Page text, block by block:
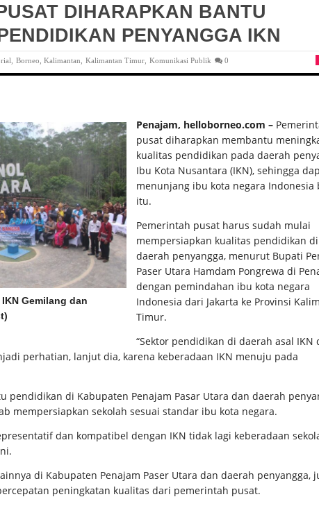
DIHARAPKAN BANTU
PENYANGGA IKN
Borneo ,Kalimantan ,Kalimantan Timur Komunikasi Publik 0
Gemilang dan
Penajam, helloborneo.com –
pusat diharapkan membantu
kualitas pendidikan pada daerah
Ibu Kota Nusantara (IKN), sehingga
menunjang ibu kota negara Indonesia
itu.
Pemerintah pusat harus sudah mulai
mempersiapkan kualitas pendidikan di
daerah penyangga, menurut Bupati
Paser Utara Hamdam Pongrewa di
dengan pemindahan ibu kota negara
Indonesia dari Jakarta ke Provinsi
Timur.
“Sektor pendidikan di daerah asal IKN
perhatian, lanjut dia, karena keberadaan IKN menuju pada
pendidikan di Kabupaten Penajam Pasar Utara dan daerah
mempersiapkan sekolah sesuai standar ibu kota negara.
dan kompatibel dengan IKN tidak lagi keberadaan
di Kabupaten Penajam Paser Utara dan daerah penyangga,
peningkatan kualitas dari pemerintah pusat.